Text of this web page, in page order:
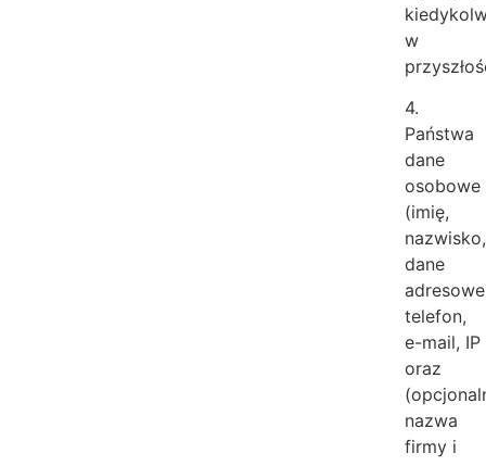
w
4.
Państwa
dane
osobowe
(imię,
nazwisko,
dane
telefon,
e-mail, IP
oraz
nazwa
firmy i